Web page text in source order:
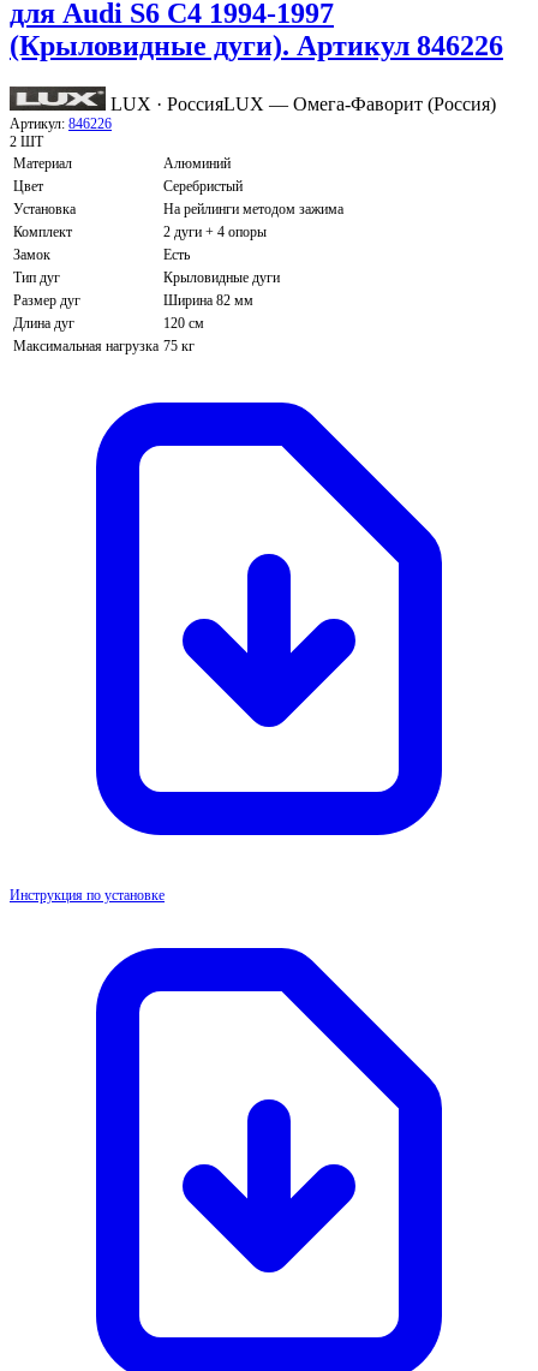
для Audi S6 С4 1994-1997
(Крыловидные дуги). Артикул 846226
LUX · РоссияLUX — Омега-Фаворит (Россия)
Артикул: 846226
2 ШТ
Материал
Алюминий
Цвет
Серебристый
Установка
На рейлинги методом зажима
Комплект
2 дуги + 4 опоры
Замок
Есть
Тип дуг
Крыловидные дуги
Размер дуг
Ширина 82 мм
Длина дуг
120 см
Максимальная нагрузка 75 кг
Инструкция по установке